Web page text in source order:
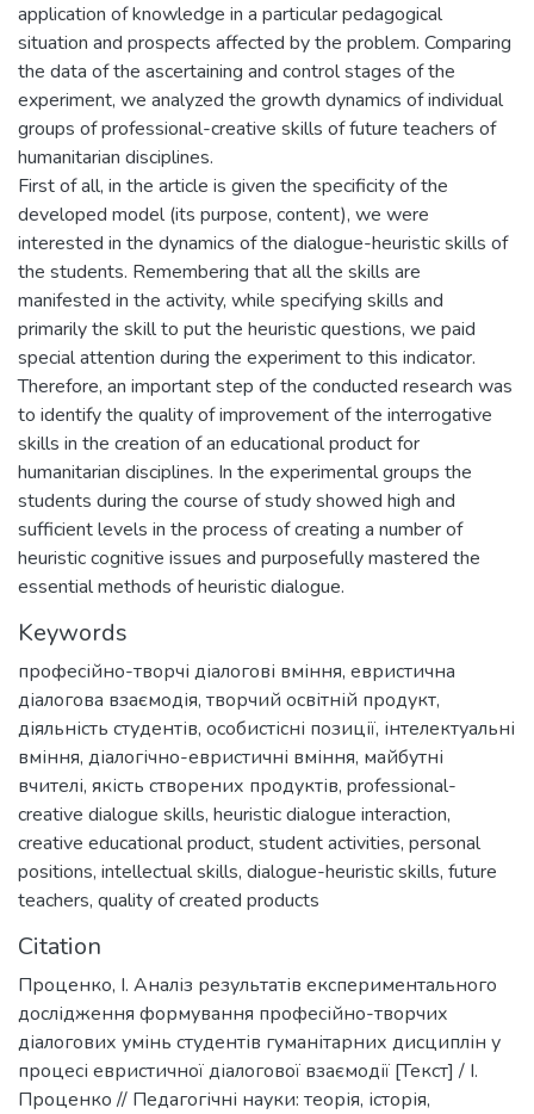
application of knowledge in a particular pedagogical
situation and prospects affected by the problem. Comparing
the data of the ascertaining and control stages of the
experiment, we analyzed the growth dynamics of individual
groups of professional-creative skills of future teachers of
humanitarian disciplines.
First of all, in the article is given the specificity of the
developed model (its purpose, content), we were
interested in the dynamics of the dialogue-heuristic skills of
the students. Remembering that all the skills are
manifested in the activity, while specifying skills and
primarily the skill to put the heuristic questions, we paid
special attention during the experiment to this indicator.
Therefore, an important step of the conducted research was
to identify the quality of improvement of the interrogative
skills in the creation of an educational product for
humanitarian disciplines. In the experimental groups the
students during the course of study showed high and
sufficient levels in the process of creating a number of
heuristic cognitive issues and purposefully mastered the
essential methods of heuristic dialogue.
Keywords
професійно-творчі діалогові вміння, евристична
діалогова взаємодія, творчий освітній продукт,
діяльність студентів, особистісні позиції, інтелектуальні
вміння, діалогічно-евристичні вміння, майбутні
вчителі, якість створених продуктів, professional-
creative dialogue skills, heuristic dialogue interaction,
creative educational product, student activities, personal
positions, intellectual skills, dialogue-heuristic skills, future
teachers, quality of created products
Citation
Проценко, І. Аналіз результатів експериментального
дослідження формування професійно-творчих
діалогових умінь студентів гуманітарних дисциплін у
процесі евристичної діалогової взаємодії [Текст] / І.
Проценко // Педагогічні науки: теорія, історія,